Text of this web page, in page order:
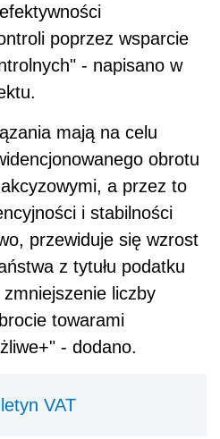
poprzez wsparcie
- napisano w
mają na celu
obrotu
a przez to
i stabilności
przewiduje się wzrost
z tytułu podatku
liczby
towarami
- dodano.
VAT